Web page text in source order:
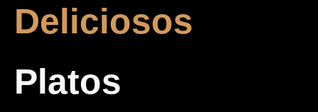
Deliciosos
Platos